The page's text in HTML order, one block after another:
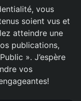
vous
soient vus et
atteindre une
publications,
». J’espère
vos